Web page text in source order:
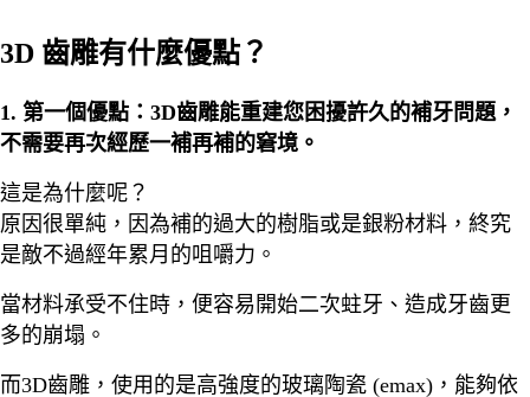
3D 齒雕有什麼優點？
1. 第一個優點：3D齒雕能重建您困擾許久的補牙問題，
不需要再次經歷一補再補的窘境。
這是為什麼呢？
原因很單純，因為補的過大的樹脂或是銀粉材料，終究
是敵不過經年累月的咀嚼力。
當材料承受不住時，便容易開始二次蛀牙、造成牙齒更
多的崩塌。
而3D齒雕，使用的是高強度的玻璃陶瓷 (emax)，能夠依